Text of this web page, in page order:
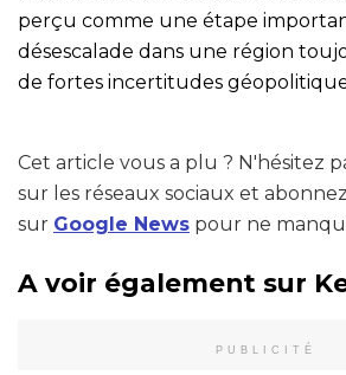
perçu comme une étape
désescalade dans une région
de fortes incertitudes
Cet article vous a plu ? N'hésitez
sur les réseaux sociaux et
sur Google News pour ne
A voir également sur
PUBLICITÉ